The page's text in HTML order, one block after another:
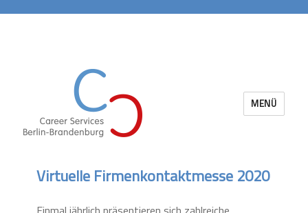
MENÜ
Virtuelle Firmenkontaktmesse 2020